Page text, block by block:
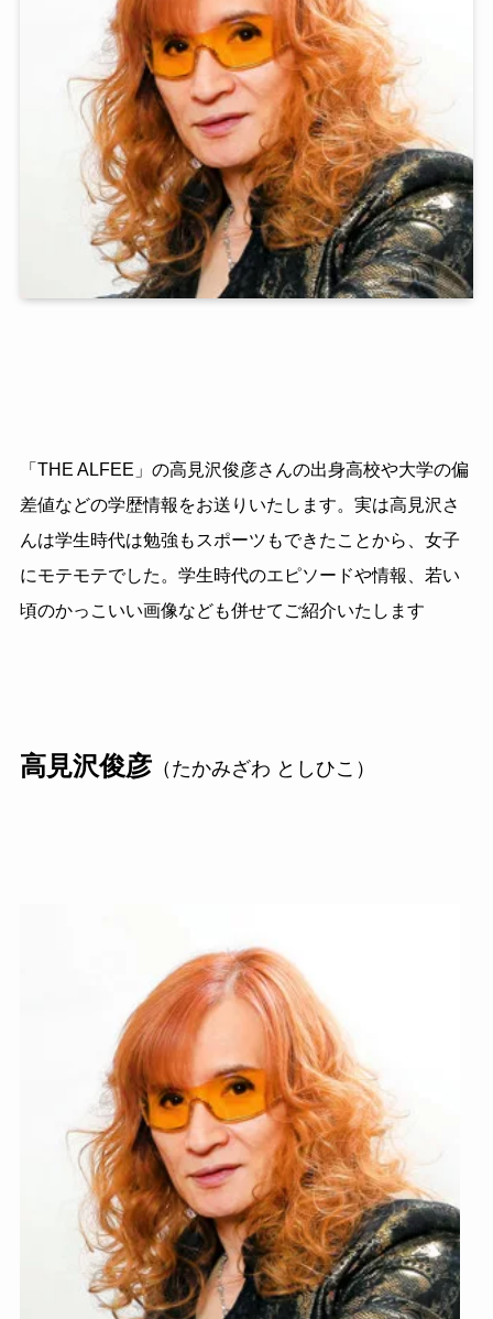
「THE ALFEE」の高見沢俊彦さんの出身高校や大学の偏
差値などの学歴情報をお送りいたします。実は高見沢さ
んは学生時代は勉強もスポーツもできたことから、女子
にモテモテでした。学生時代のエピソードや情報、若い
頃のかっこいい画像なども併せてご紹介いたします
高見沢俊彦（たかみざわ としひこ）